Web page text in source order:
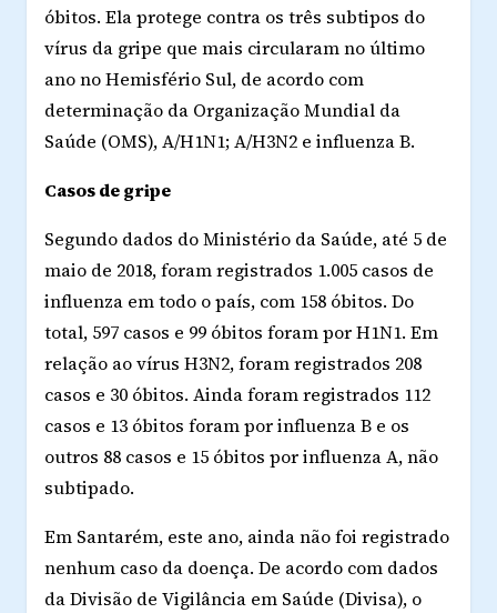
óbitos. Ela protege contra os três subtipos do
vírus da gripe que mais circularam no último
ano no Hemisfério Sul, de acordo com
determinação da Organização Mundial da
Saúde (OMS), A/H1N1; A/H3N2 e influenza B.
Casos de gripe
Segundo dados do Ministério da Saúde, até 5 de
maio de 2018, foram registrados 1.005 casos de
influenza em todo o país, com 158 óbitos. Do
total, 597 casos e 99 óbitos foram por H1N1. Em
relação ao vírus H3N2, foram registrados 208
casos e 30 óbitos. Ainda foram registrados 112
casos e 13 óbitos foram por influenza B e os
outros 88 casos e 15 óbitos por influenza A, não
subtipado.
Em Santarém, este ano, ainda não foi registrado
nenhum caso da doença. De acordo com dados
da Divisão de Vigilância em Saúde (Divisa), o